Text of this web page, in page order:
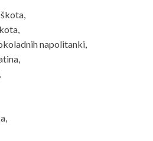
napolitanki,